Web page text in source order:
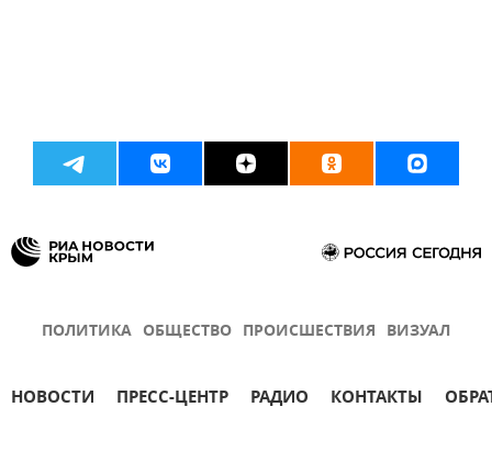
ПОЛИТИКА ОБЩЕСТВО ПРОИСШЕСТВИЯ ВИЗУАЛ
НОВОСТИ ПРЕСС-ЦЕНТР РАДИО КОНТАКТЫ